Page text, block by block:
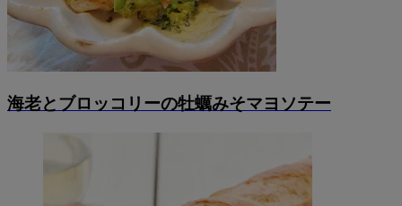
海老とブロッコリーの牡蠣みそマヨソテー